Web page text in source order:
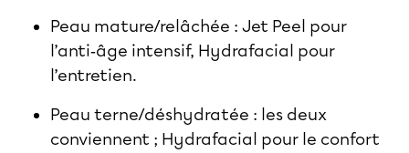
Peau mature/relâchée : Jet Peel pour
l’anti‑âge intensif, Hydrafacial pour
l’entretien.
Peau terne/déshydratée : les deux
conviennent ; Hydrafacial pour le confort